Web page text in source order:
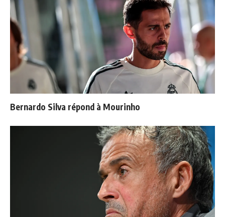
Bernardo Silva répond à Mourinho